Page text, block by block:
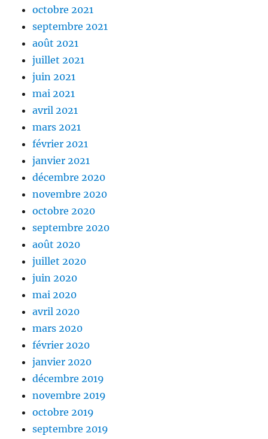
octobre 2021
septembre 2021
août 2021
juillet 2021
juin 2021
mai 2021
avril 2021
mars 2021
février 2021
janvier 2021
décembre 2020
novembre 2020
octobre 2020
septembre 2020
août 2020
juillet 2020
juin 2020
mai 2020
avril 2020
mars 2020
février 2020
janvier 2020
décembre 2019
novembre 2019
octobre 2019
septembre 2019